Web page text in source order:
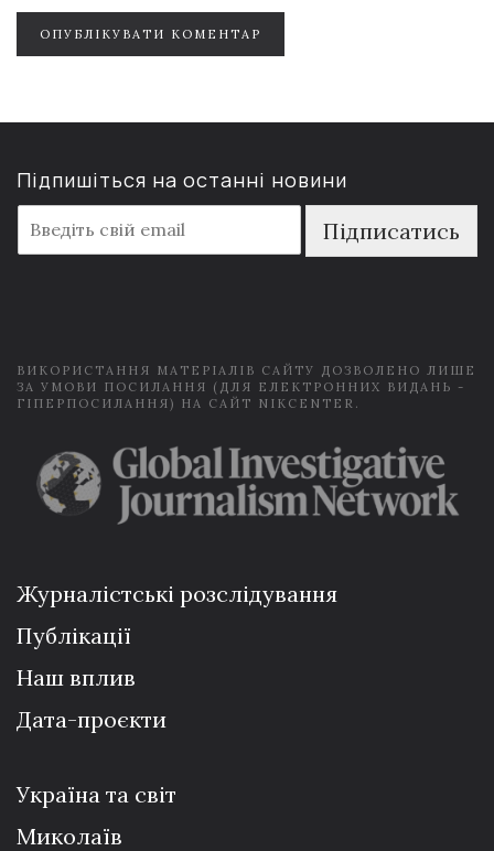
ОПУБЛІКУВАТИ КОМЕНТАР
Підпишіться на останні новини
m
a
Підписатись
ВИКОРИСТАННЯ МАТЕРІАЛІВ САЙТУ ДОЗВОЛЕНО ЛИШЕ
ЗА УМОВИ ПОСИЛАННЯ (ДЛЯ ЕЛЕКТРОННИХ ВИДАНЬ -
ГІПЕРПОСИЛАННЯ) НА САЙТ NIKCENTER.
Журналістські розслідування
Публікації
Наш вплив
Дата-проєкти
Україна та світ
Миколаїв